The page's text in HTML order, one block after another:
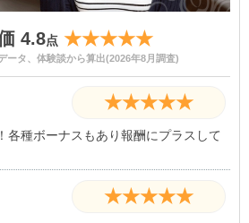
4.8点 ★★★★★
ータ、体験談から算出(2026年8月調査)
★★★★★
各種ボーナスもあり報酬にプラスして
★★★★★